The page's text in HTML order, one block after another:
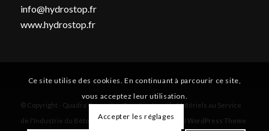
info@hydrostop.fr
www.hydrostop.fr
© Copyright - Quadra Concrete - Constructeur de Matériels au Service
de l'Industrie du Béton - Informations légales-Enfold WordPress Theme
Ce site utilise des cookies. En continuant à parcourir ce site,
vous acceptez leur utilisation.
Accepter les réglages